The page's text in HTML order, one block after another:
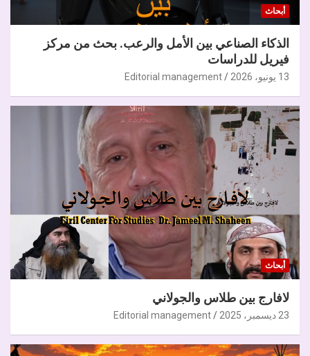
أبحاث
الذكاء الصناعي بين الأمل والرعب. بحث من مركز
فيريل للدراسات
13 يونيو، 2026 Editorial management
أبحاث
لافارج بين طلاس والجولاني
23 ديسمبر، 2025 Editorial management